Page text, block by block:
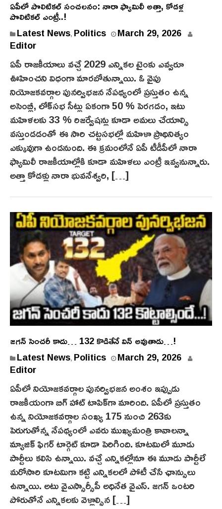
ఏపీలో పొలిటిక‌ల్ సంచ‌ల‌నం: నారా ఫ్యామిలీ అత్తా, కోడ‌ళ్ల
పొలిటికల్ ఎంట్రీ..!
Latest News, Politics March 29, 2026
Editor
ఏపీ రాజ‌కీయాలు వ‌చ్చే 2029 ఎన్నిక‌ల టైంకు ఎవ్వరూ
ఊహించ‌ని విధంగా మార‌బోతున్నాయి. ఓ వైపు
నియోజ‌క‌వ‌ర్గాల పునర్విభ‌జ‌న నేప‌థ్యంలో ప్ర‌స్తుతం ఉన్న
అసెంబ్లీ, లోక్‌స‌భ సీట్లు ఏకంగా 50 % పెర‌గ‌డం, ఇటు
మ‌హిళ‌ల‌కు 33 % రిజ‌ర్వేష‌న్లు కూడా అమ‌లు చేయాల్సి
వ‌స్తుండ‌డంతో ఈ సారి చ‌ట్ట‌స‌భ‌ల్లో మ‌హిళా ప్రాథినిత్యం
ఎక్కువుగా ఉండ‌నుంది. ఈ క్ర‌మంలోనే ఏపీ టీడీపీలో నారా
ఫ్యామిలీ రాజకీయాల్లోకి కూడా మ‌హిళ‌లు ఎంట్రీ ఇవ్వ‌నున్నారు.
అత్తా కోడ‌ళ్లు నారా భువ‌నేశ్వ‌రి, […]
జ‌గ‌న్ సెంచ‌రీ కాదు… 132 కొడితేనే విన్ అవుతాడు…!
Latest News, Politics March 29, 2026
Editor
ఏపీలో నియోజ‌క‌వ‌ర్గాల పున‌ర్విభ‌జ‌న అంశం ఇప్పుడు
రాజ‌కీయంగా బిగ్ హాట్ టాపిక్‌గా మారింది. ఏపీలో ప్ర‌స్తుతం
ఉన్న నియోజ‌క‌వ‌ర్గాల సంఖ్య 175 నుంచి 263కు
పెరుగుతోన్న నేప‌థ్యంలో ఎవ‌రు ముఖ్య‌మంత్రి కావాల‌న్నా
మ్యాజిక్ ఫిగ‌ర్ టార్గెట్ కూడా పెరిగింది. కూట‌మిలో మూడు
పార్టీలు క‌లిసి ఉన్నాయి. వ‌చ్చే ఎన్నిక‌ల్లోనూ ఈ మూడు పార్టీలే
మ‌రోసారి కూట‌మిగా క‌ట్టి ఎన్నిక‌లలో పోటీ చేసే ఛాన్సులు
ఉన్నాయి. అటు వైఎస్సార్సీపీ అధినేత వైఎస్‌. జ‌గ‌న్ ఒంట‌రి
పోరుతోనే ఎన్నిక‌ల‌కు వెళ్లాల్సిన […]